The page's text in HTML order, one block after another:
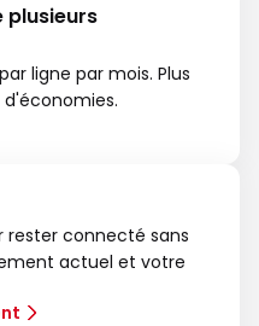
plusieurs
ligne par mois. Plus
rester connecté sans
actuel et votre